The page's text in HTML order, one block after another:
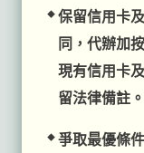
保留信用卡
同，代辦加
現有信用卡
留法律備註。
爭取最優條